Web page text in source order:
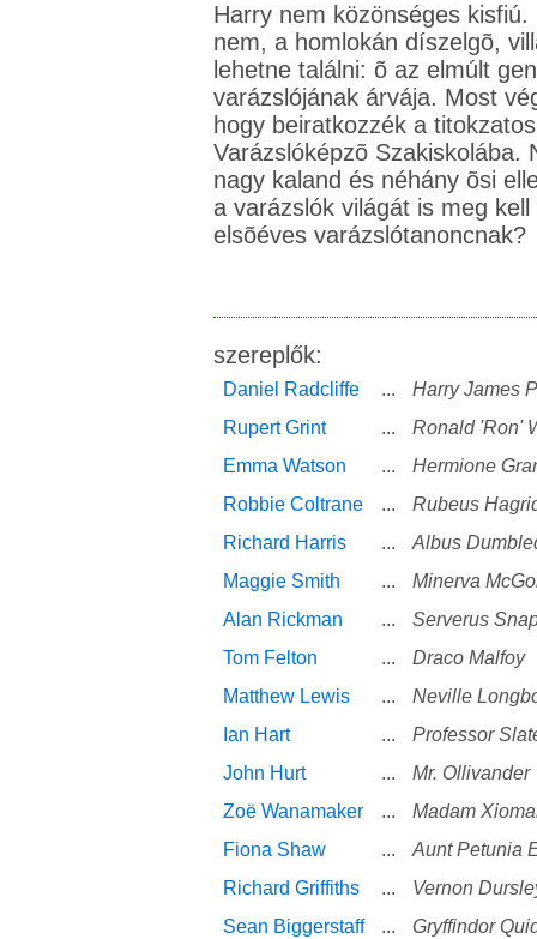
Harry nem közönséges
nem, a homlokán díszelgõ,
lehetne találni: õ az elmúlt
varázslójának árvája. Most végigsétál az Abszol úton,
hogy beiratkozzék a
Varázslóképzõ Szakiskolába.
nagy kaland és néhány õsi
a varázslók világát is meg
elsõéves varázslótanoncnak?
szereplők:
Daniel Radcliffe ...
Harry James
Rupert Grint
...
Ronald 'Ron'
Emma Watson
...
Hermione
Robbie Coltrane
...
Rubeus
Richard Harris
...
Albus
Maggie Smith
...
Minerva
Alan Rickman
...
Serverus
Tom Felton
...
Draco Malfoy
Matthew Lewis
...
Neville
Ian Hart
...
Professor
John Hurt
...
Mr. Ollivander
Zoë Wanamaker
...
Madam
Fiona Shaw
...
Aunt Petunia
Richard Griffiths
...
Vernon
Sean Biggerstaff
... Gryffindor